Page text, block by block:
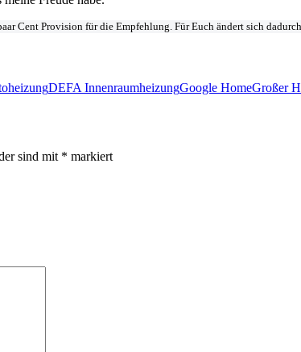
Cent Provision für die Empfehlung. Für Euch ändert sich
DEFA InnenraumheizungGoogle HomeGroßer
sind mit * markiert